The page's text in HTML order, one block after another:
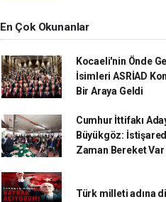
En Çok Okunanlar
Kocaeli'nin Önde
İsimleri ASRİAD
Bir Araya Geldi
Cumhur İttifakı
Büyükgöz:
Zaman Bereket Var
Türk milleti adına